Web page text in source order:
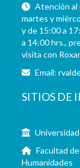
Atención al
martes y
y de 15:00 a
a 14:00 hrs.,
visita con
Email:
SITIOS DE
Facultad
Humanidades